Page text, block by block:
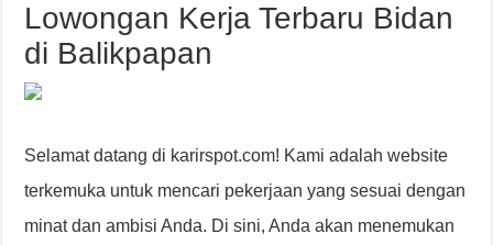
Lowongan Kerja Terbaru Bidan
di Balikpapan
Selamat datang di karirspot.com! Kami adalah website
terkemuka untuk mencari pekerjaan yang sesuai dengan
minat dan ambisi Anda. Di sini, Anda akan menemukan